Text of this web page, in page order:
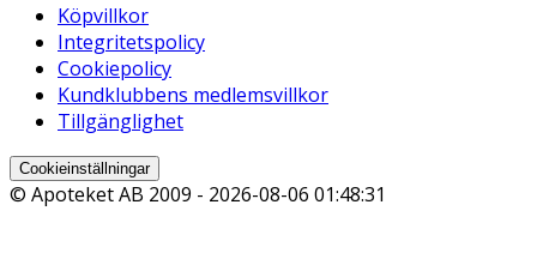
Köpvillkor
Integritetspolicy
Cookiepolicy
Kundklubbens medlemsvillkor
Tillgänglighet
Cookieinställningar
© Apoteket AB 2009 - 2026-08-06 01:48:31